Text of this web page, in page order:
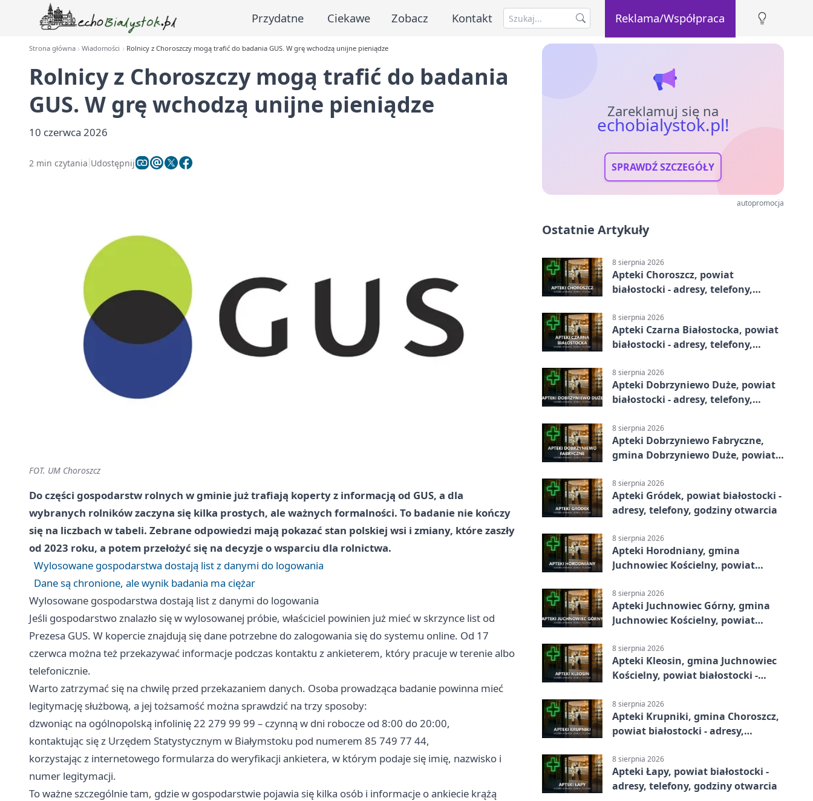
Przydatne Ciekawe Zobacz Kontakt Reklama/Współpraca
Strona główna Wiadomości Rolnicy z Choroszczy mogą trafić do badania GUS. W grę wchodzą unijne pieniądze
Rolnicy z Choroszczy mogą trafić do badania
GUS. W grę wchodzą unijne pieniądze
10 czerwca 2026
2 min czytania Udostępnij
FOT. UM Choroszcz
Do części gospodarstw rolnych w gminie już trafiają koperty z informacją od GUS, a dla
wybranych rolników zaczyna się kilka prostych, ale ważnych formalności. To badanie nie kończy
się na liczbach w tabeli. Zebrane odpowiedzi mają pokazać stan polskiej wsi i zmiany, które zaszły
od 2023 roku, a potem przełożyć się na decyzje o wsparciu dla rolnictwa.
Wylosowane gospodarstwa dostają list z danymi do logowania
Dane są chronione, ale wynik badania ma ciężar
Wylosowane gospodarstwa dostają list z danymi do logowania
Jeśli gospodarstwo znalazło się w wylosowanej próbie, właściciel powinien już mieć w skrzynce list od
Prezesa GUS. W kopercie znajdują się dane potrzebne do zalogowania się do systemu online. Od 17
czerwca można też przekazywać informacje podczas kontaktu z ankieterem, który pracuje w terenie albo
telefonicznie.
Warto zatrzymać się na chwilę przed przekazaniem danych. Osoba prowadząca badanie powinna mieć
legitymację służbową, a jej tożsamość można sprawdzić na trzy sposoby:
dzwoniąc na ogólnopolską infolinię 22 279 99 99 – czynną w dni robocze od 8:00 do 20:00,
kontaktując się z Urzędem Statystycznym w Białymstoku pod numerem 85 749 77 44,
korzystając z internetowego formularza do weryfikacji ankietera, w którym podaje się imię, nazwisko i
numer legitymacji.
To ważne szczególnie tam, gdzie w gospodarstwie pojawia się kilka osób i informacje o ankiecie krążą
Zareklamuj się na
echobialystok.pl!
SPRAWDŹ SZCZEGÓŁY
autopromocja
Ostatnie Artykuły
8 sierpnia 2026
Apteki Choroszcz, powiat
białostocki - adresy, telefony,
8 sierpnia 2026
Apteki Czarna Białostocka, powiat
białostocki - adresy, telefony,
8 sierpnia 2026
Apteki Dobrzyniewo Duże, powiat
białostocki - adresy, telefony,
8 sierpnia 2026
Apteki Dobrzyniewo Fabryczne,
gmina Dobrzyniewo Duże, powiat
godziny otwarcia
8 sierpnia 2026
Apteki Gródek, powiat białostocki -
adresy, telefony, godziny otwarcia
8 sierpnia 2026
Apteki Horodniany, gmina
Juchnowiec Kościelny, powiat
godziny otwarcia
8 sierpnia 2026
Apteki Juchnowiec Górny, gmina
Juchnowiec Kościelny, powiat
godziny otwarcia
8 sierpnia 2026
Apteki Kleosin, gmina Juchnowiec
Kościelny, powiat białostocki -
8 sierpnia 2026
Apteki Krupniki, gmina Choroszcz,
powiat białostocki - adresy,
8 sierpnia 2026
Apteki Łapy, powiat białostocki -
adresy, telefony, godziny otwarcia